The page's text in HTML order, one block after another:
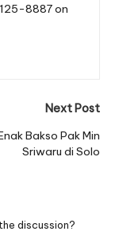
8887 on
Next Post
Bakso Pak Min
Sriwaru di Solo
discussion?